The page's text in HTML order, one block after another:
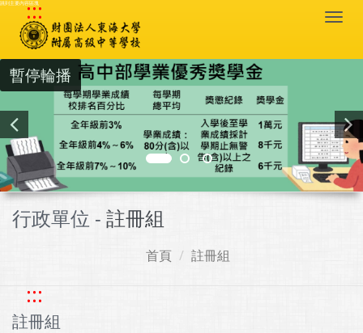
跳到主要內容區塊
:::
暫停輪播
行政單位 - 註冊組
首頁 註冊組
:::
註冊組